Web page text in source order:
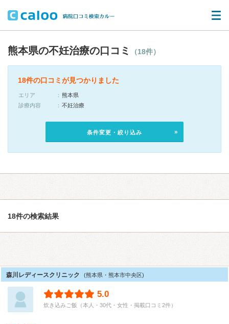
熊本県の不妊治療の口コミ （18件）
18件の口コミが見つかりました
エリア
熊本県
診療内容
不妊治療
条件変更・絞り込み
18件の検索結果
森川レディースクリニック (熊本県・熊本市中央区)
5.0
炊き込みご飯（本人・30代・女性・掲載口コミ2件）